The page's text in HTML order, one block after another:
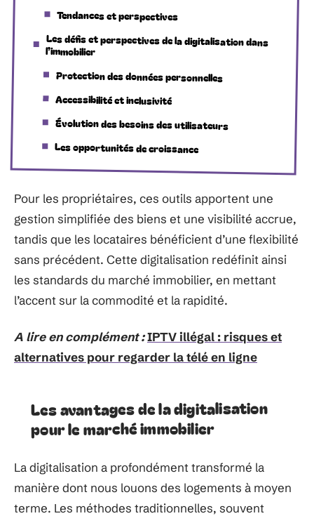
Tendances et perspectives
Les défis et perspectives de la digitalisation dans
l’immobilier
Protection des données personnelles
Accessibilité et inclusivité
Évolution des besoins des utilisateurs
Les opportunités de croissance
Pour les propriétaires, ces outils apportent une
gestion simplifiée des biens et une visibilité accrue,
tandis que les locataires bénéficient d’une flexibilité
sans précédent. Cette digitalisation redéfinit ainsi
les standards du marché immobilier, en mettant
l’accent sur la commodité et la rapidité.
A lire en complément :IPTV illégal : risques et
alternatives pour regarder la télé en ligne
Les avantages de la digitalisation
pour le marché immobilier
La digitalisation a profondément transformé la
manière dont nous louons des logements à moyen
terme. Les méthodes traditionnelles, souvent